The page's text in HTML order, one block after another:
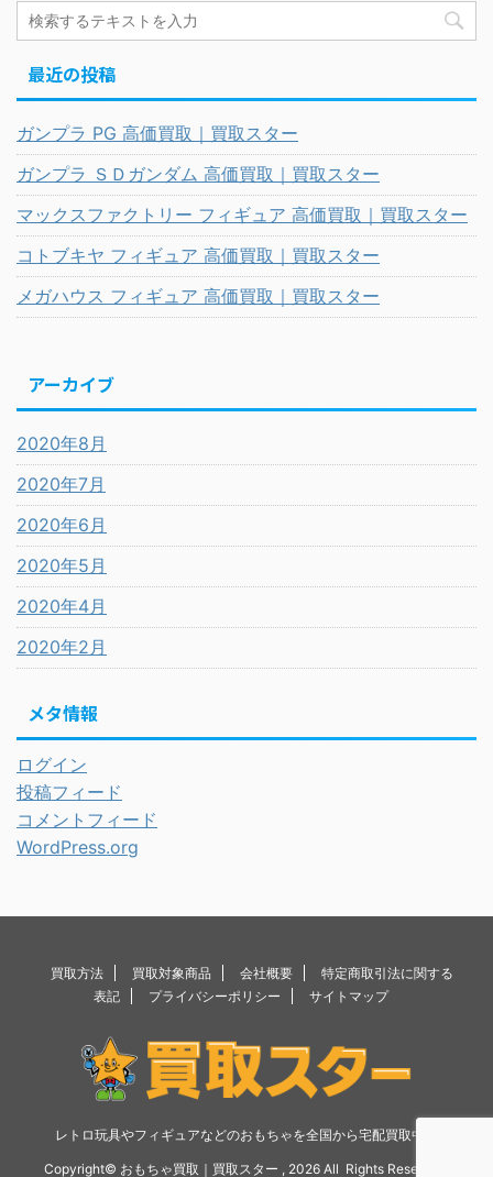
最近の投稿
ガンプラ PG 高価買取｜買取スター
ガンプラ ＳＤガンダム 高価買取｜買取スター
マックスファクトリー フィギュア 高価買取｜買取スター
コトブキヤ フィギュア 高価買取｜買取スター
メガハウス フィギュア 高価買取｜買取スター
アーカイブ
2020年8月
2020年7月
2020年6月
2020年5月
2020年4月
2020年2月
メタ情報
ログイン
投稿フィード
コメントフィード
WordPress.org
買取方法 買取対象商品 会社概要
特定商取引法に関する
表記
プライバシーポリシー サイトマップ
レトロ玩具やフィギュアなどのおもちゃを全国から宅配買取中！
Copyright© おもちゃ買取｜買取スター , 2026 All Rights Reserved.